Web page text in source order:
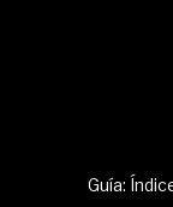
Guía: